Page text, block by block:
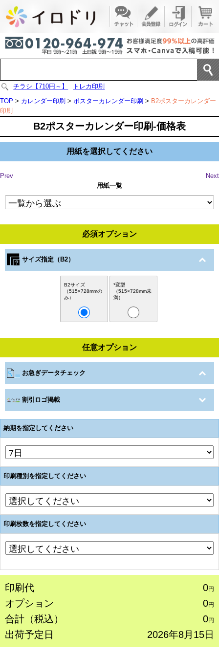
チラシ【710円～】
トレカ印刷
TOP > カレンダー印刷 > ポスターカレンダー印刷 > B2ポスターカレンダー
印刷
B2ポスターカレンダー印刷-価格表
用紙を選択してください
Prev
Next
用紙一覧
必須オプション
サイズ指定（B2）
B2サイズ
（515×728mmの
み）
*変型
（515×728mm未
満）
任意オプション
お急ぎデータチェック
割引ロゴ掲載
納期を指定してください
印刷種別を指定してください
印刷枚数を指定してください
印刷代 0円
オプション 0円
合計（税込） 0円
出荷予定日 2026年8月15日